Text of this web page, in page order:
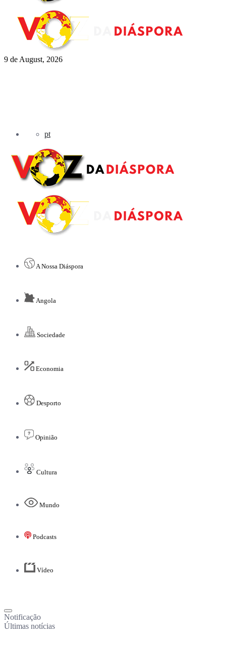
9 de August, 2026
pt
A Nossa Diáspora
Angola
Sociedade
Economia
Desporto
Opinião
Cultura
Mundo
Podcasts
Vídeo
Notificação
Últimas notícias